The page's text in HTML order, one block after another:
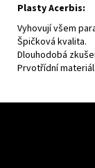
Plasty Acerbis:
Vyhovují všem
Špičková kvalita.
Dlouhodobá
Prvotřídní materiál.